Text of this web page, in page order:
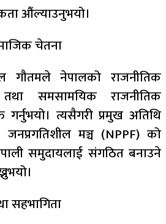
औंल्याउनुभयो।
चेतना
गौतमले नेपालको राजनीतिक
समसामयिक राजनीतिक
गर्नुभयो। त्यसैगरी प्रमुख अतिथि
मञ्च (NPPF) को
समुदायलाई संगठित बनाउने
सहभागिता